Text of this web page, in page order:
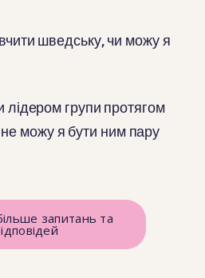
шведську, чи можу я
лідером групи протягом
можу я бути ним пару
запитань та